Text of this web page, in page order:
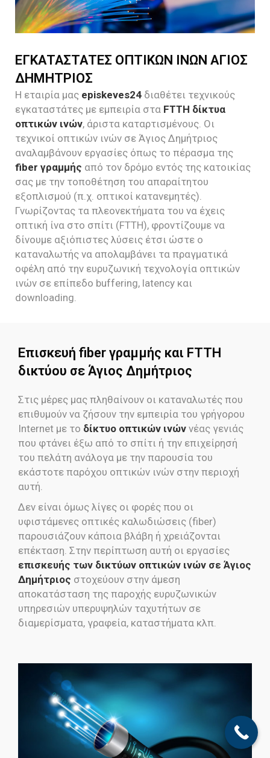
ΕΓΚΑΤΑΣΤΑΤΕΣ ΟΠΤΙΚΩΝ ΙΝΩΝ ΑΓΙΟΣ
ΔΗΜΗΤΡΙΟΣ
Η εταιρία μας episkeves24 διαθέτει τεχνικούς
εγκαταστάτες με εμπειρία στα FTTH δίκτυα
οπτικών ινών, άριστα καταρτισμένους. Οι
τεχνικοί οπτικών ινών σε Άγιος Δημήτριος
αναλαμβάνουν εργασίες όπως το πέρασμα της
fiber γραμμής από τον δρόμο εντός της κατοικίας
σας με την τοποθέτηση του απαραίτητου
εξοπλισμού (π.χ. οπτικοί κατανεμητές).
Γνωρίζοντας τα πλεονεκτήματα του να έχεις
οπτική ίνα στο σπίτι (FTTH), φροντίζουμε να
δίνουμε αξιόπιστες λύσεις έτσι ώστε ο
καταναλωτής να απολαμβάνει τα πραγματικά
οφέλη από την ευρυζωνική τεχνολογία οπτικών
ινών σε επίπεδο buffering, latency και
downloading.
Επισκευή fiber γραμμής και FTTH
δικτύου σε Άγιος Δημήτριος
Στις μέρες μας πληθαίνουν οι καταναλωτές που
επιθυμούν να ζήσουν την εμπειρία του γρήγορου
Internet με το δίκτυο οπτικών ινών νέας γενιάς
που φτάνει έξω από το σπίτι ή την επιχείρησή
του πελάτη ανάλογα με την παρουσία του
εκάστοτε παρόχου οπτικών ινών στην περιοχή
αυτή.
Δεν είναι όμως λίγες οι φορές που οι
υφιστάμενες οπτικές καλωδιώσεις (fiber)
παρουσιάζουν κάποια βλάβη ή χρειάζονται
επέκταση. Στην περίπτωση αυτή οι εργασίες
επισκευής των δικτύων οπτικών ινών σε Άγιος
Δημήτριος στοχεύουν στην άμεση
αποκατάσταση της παροχής ευρυζωνικών
υπηρεσιών υπερυψηλών ταχυτήτων σε
διαμερίσματα, γραφεία, καταστήματα κλπ.